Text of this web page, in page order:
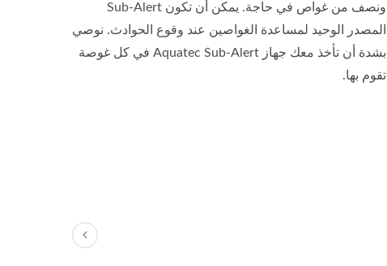
ونصف من غواص في حاجة. يمكن أن تكون Sub-Alert
المصدر الوحيد لمساعدة الغواصين عند وقوع الحوادث. نوصي
بشدة أن تأخذ معك جهاز Aquatec Sub-Alert في كل غوصة
تقوم بها.